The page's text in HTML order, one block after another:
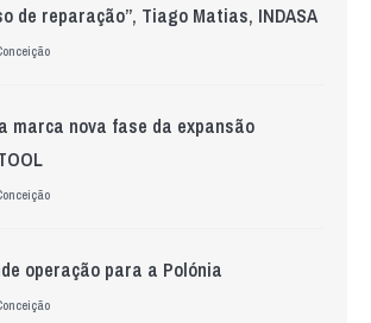
de reparação”, Tiago Matias, INDASA
marca nova fase da expansão
operação para a Polónia